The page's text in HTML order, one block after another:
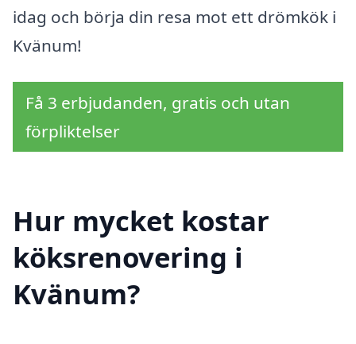
idag och börja din resa mot ett drömkök i
Kvänum!
Få 3 erbjudanden, gratis och utan
förpliktelser
Hur mycket kostar
köksrenovering i
Kvänum?